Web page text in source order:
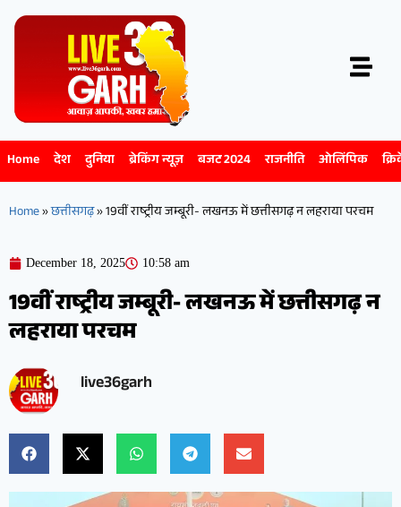
Home देश दुनिया ब्रेकिंग न्यूज़ बजट 2024 राजनीति ओलिंपिक
Home»छत्तीसगढ़»19वीं राष्ट्रीय जम्बूरी- लखनऊ में छत्तीसगढ़ न लहराया परचम
December 18, 2025 10:58 am
19वीं राष्ट्रीय जम्बूरी- लखनऊ में छत्तीसगढ़ न
लहराया परचम
live36garh